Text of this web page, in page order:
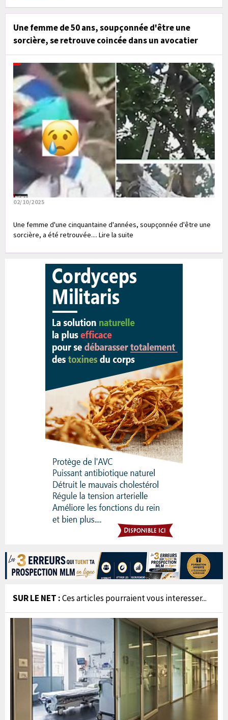
Une femme de 50 ans, soupçonnée d'être une
sorcière, se retrouve coincée dans un avocatier
02/10/2025
Une femme d'une cinquantaine d'années, soupçonnée d'être une
sorcière, a été retrouvée.... Lire la suite
SUR LE NET :Ces articles pourraient vous interesser...